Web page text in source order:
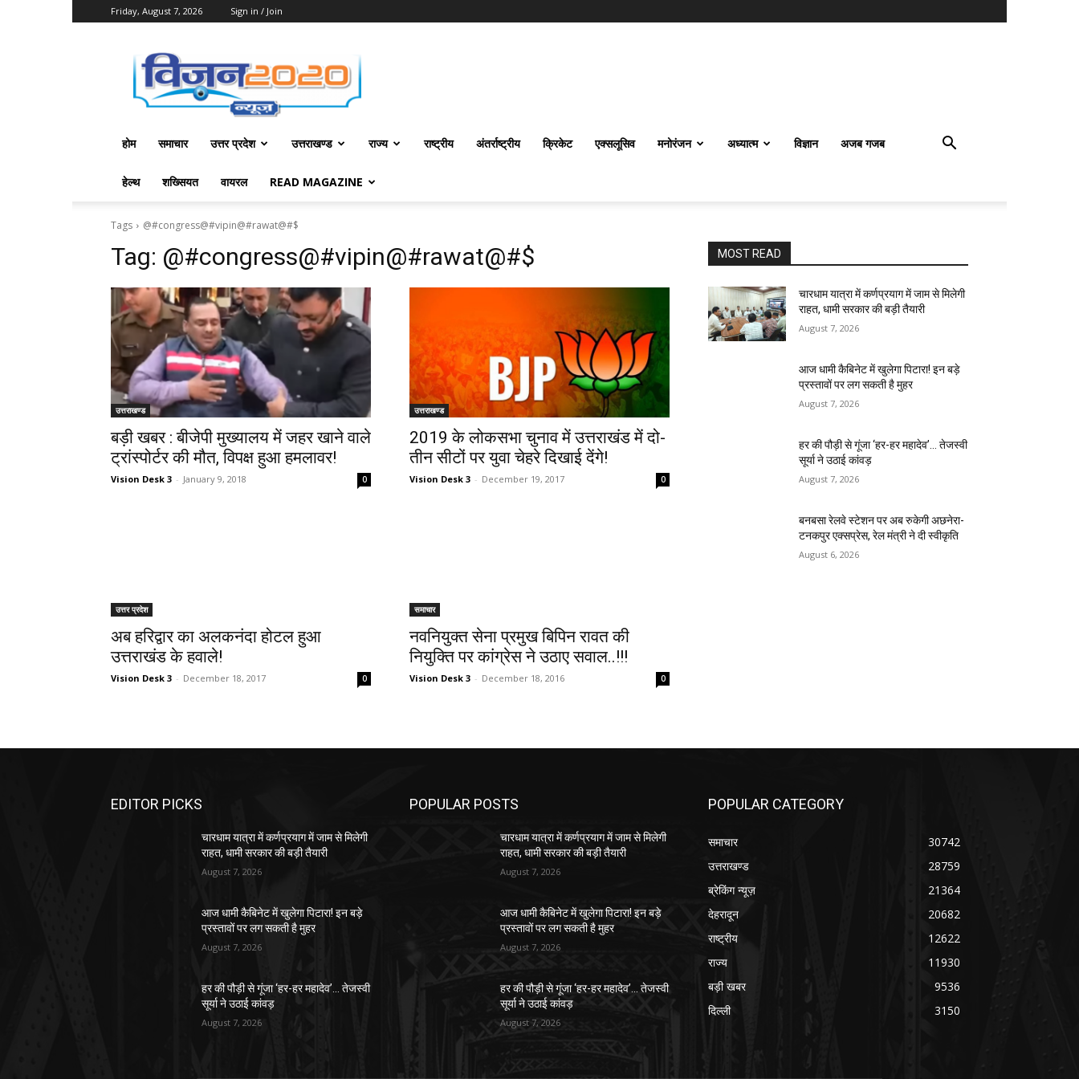
Friday, August 7, 2026 Sign in / Join
2020
News
होम समाचार उत्तर प्रदेश उत्तराखण्ड राज्य राष्ट्रीय अंतर्राष्‍ट्रीय क्रिकेट एक्सलूसिव मनोरंजन अध्यात्म विज्ञान अजब गजब
हेल्थ शख्सियत वायरल READ MAGAZINE
Tags @#congress@#vipin@#rawat@#$
Tag: @#congress@#vipin@#rawat@#$
उत्तराखण्ड
बड़ी खबर : बीजेपी मुख्यालय में जहर खाने वाले
ट्रांस्पोर्टर की मौत, विपक्ष हुआ हमलावर!
Vision Desk 3 - January 9, 2018 0
उत्तराखण्ड
2019 के लोकसभा चुनाव में उत्तराखंड में दो-
तीन सीटों पर युवा चेहरे दिखाई देंगे!
Vision Desk 3 - December 19, 2017 0
उत्तर प्रदेश
अब हरिद्वार का अलकनंदा होटल हुआ
उत्तराखंड के हवाले!
Vision Desk 3 - December 18, 2017 0
समाचार
नवनियुक्त सेना प्रमुख बिपिन रावत की
नियुक्ति पर कांग्रेस ने उठाए सवाल..!!!
Vision Desk 3 - December 18, 2016 0
MOST READ
चारधाम यात्रा में कर्णप्रयाग में जाम से मिलेगी
राहत, धामी सरकार की बड़ी तैयारी
August 7, 2026
आज धामी कैबिनेट में खुलेगा पिटारा! इन बड़े
प्रस्तावों पर लग सकती है मुहर
August 7, 2026
हर की पौड़ी से गूंजा ‘हर-हर महादेव’… तेजस्वी
सूर्या ने उठाई कांवड़
August 7, 2026
बनबसा रेलवे स्टेशन पर अब रुकेगी अछनेरा-
टनकपुर एक्सप्रेस, रेल मंत्री ने दी स्वीकृति
August 6, 2026
EDITOR PICKS
चारधाम यात्रा में कर्णप्रयाग में जाम से मिलेगी
राहत, धामी सरकार की बड़ी तैयारी
August 7, 2026
आज धामी कैबिनेट में खुलेगा पिटारा! इन बड़े
प्रस्तावों पर लग सकती है मुहर
August 7, 2026
हर की पौड़ी से गूंजा ‘हर-हर महादेव’… तेजस्वी
सूर्या ने उठाई कांवड़
August 7, 2026
POPULAR POSTS
चारधाम यात्रा में कर्णप्रयाग में जाम से मिलेगी
राहत, धामी सरकार की बड़ी तैयारी
August 7, 2026
आज धामी कैबिनेट में खुलेगा पिटारा! इन बड़े
प्रस्तावों पर लग सकती है मुहर
August 7, 2026
हर की पौड़ी से गूंजा ‘हर-हर महादेव’… तेजस्वी
सूर्या ने उठाई कांवड़
August 7, 2026
POPULAR CATEGORY
समाचार
30742
उत्तराखण्ड
28759
ब्रेकिंग न्यूज़
21364
देहरादून
20682
राष्ट्रीय
12622
राज्य
11930
बड़ी खबर
9536
दिल्ली
3150